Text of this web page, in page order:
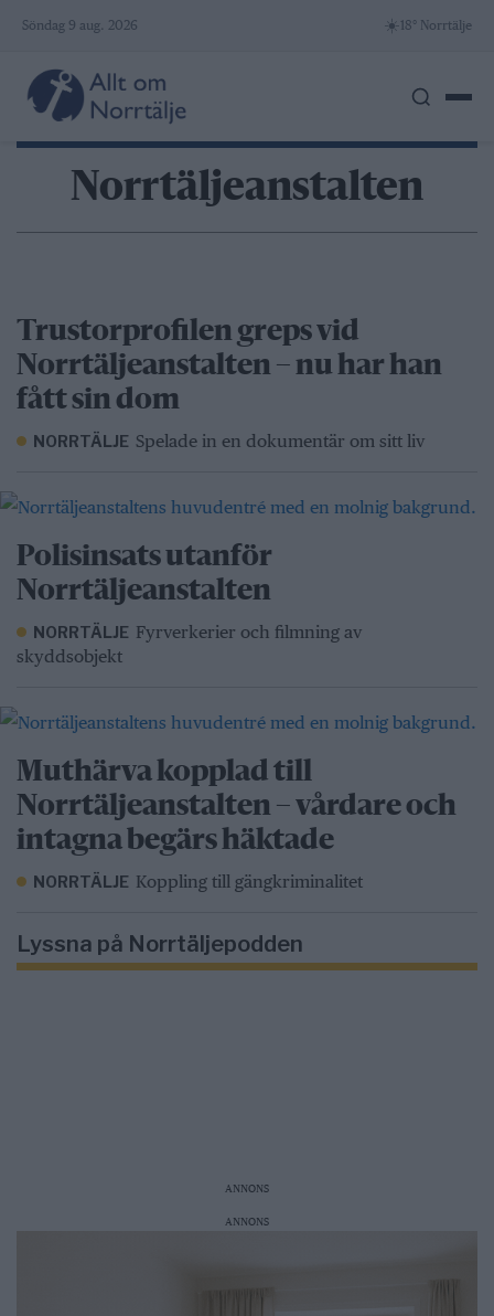
Skip
content
Söndag 9 aug. 2026 ☀️ 18° Norrtälje
Norrtäljeanstalten
Trustorprofilen greps vid
Norrtäljeanstalten – nu har han
fått sin dom
NORRTÄLJE Spelade in en dokumentär om sitt liv
Polisinsats utanför
Norrtäljeanstalten
NORRTÄLJE Fyrverkerier och filmning av
skyddsobjekt
Muthärva kopplad till
Norrtäljeanstalten – vårdare och
intagna begärs häktade
NORRTÄLJE Koppling till gängkriminalitet
Lyssna på Norrtäljepodden
ANNONS
ANNONS